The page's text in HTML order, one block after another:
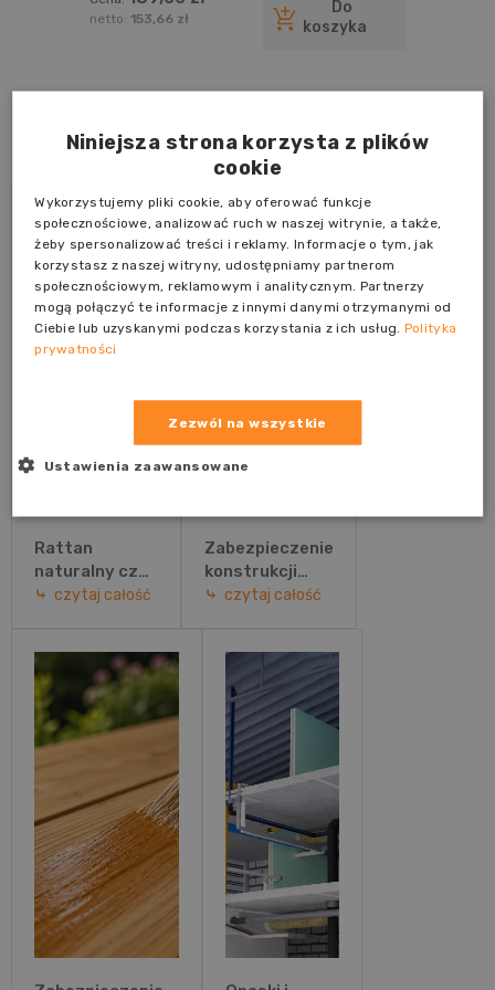
drewnopochodnych, z wyłączniem
netto: 153,66 zł
Do
koszyka
Blog
Rattan
naturalny czy
technorattan?
wybór
idealnych
mebli
ogrodowych
czytaj całość
Zabezpieczenie
konstrukcji
stalowych
rozwiązanie
wybrać?
czytaj całość
Niniejsza strona korzysta z plików
cookie
Wykorzystujemy pliki cookie, aby oferować funkcje
społecznościowe, analizować ruch w naszej witrynie, a także,
żeby spersonalizować treści i reklamy. Informacje o tym, jak
korzystasz z naszej witryny, udostępniamy partnerom
społecznościowym, reklamowym i analitycznym. Partnerzy
mogą połączyć te informacje z innymi danymi otrzymanymi od
Ciebie lub uzyskanymi podczas korzystania z ich usług. Polityka
prywatności
Zezwól na wszystkie
Ustawienia zaawansowane